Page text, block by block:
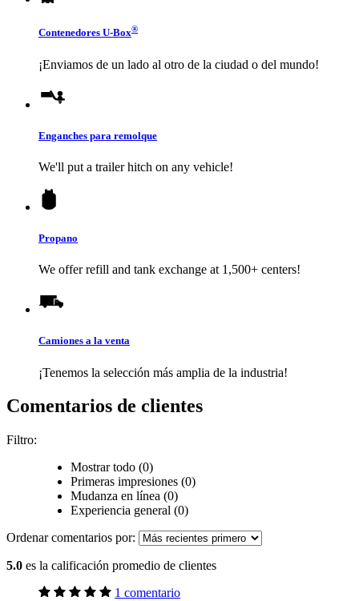
Contenedores U-Box®
¡Enviamos de un lado al otro de la ciudad o del mundo!
Enganches para remolque
We'll put a trailer hitch on any vehicle!
Propano
We offer refill and tank exchange at 1,500+ centers!
Camiones a la venta
¡Tenemos la selección más amplia de la industria!
Comentarios de clientes
Filtro:
Mostrar todo (0)
Primeras impresiones (0)
Mudanza en línea (0)
Experiencia general (0)
Ordenar comentarios por:
5.0 es la calificación promedio de clientes
1 comentario